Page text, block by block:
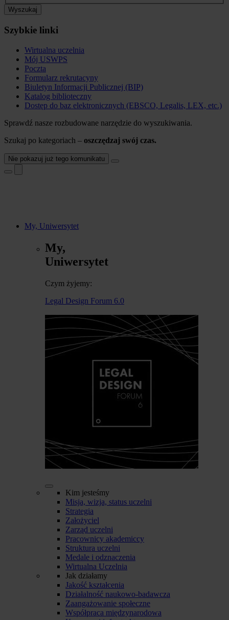
Wyszukaj
Szybkie linki
Wirtualna uczelnia
Mój USWPS
Poczta
Formularz rekrutacyny
Biuletyn Informacji Publicznej (BIP)
Katalog biblioteczny
Dostęp do baz elektronicznych (EBSCO, Legalis, LEX, etc.)
Sprawdź nasze rozbudowane narzędzie do wyszukiwania.
Szukaj po kategoriach – oszczędzaj swój czas.
Nie pokazuj już tego komunikatu
My, Uniwersytet
My,
Uniwersytet
Czym żyjemy:
Legal Design Forum 6.0
Kim jesteśmy
Misja, wizja, status uczelni
Strategia
Założyciel
Zarząd uczelni
Pracownicy akademiccy
Struktura uczelni
Medale i odznaczenia
Wirtualna Uczelnia
Jak działamy
Jakość kształcenia
Działalność naukowo-badawcza
Zaangażowanie społeczne
Współpraca międzynarodowa